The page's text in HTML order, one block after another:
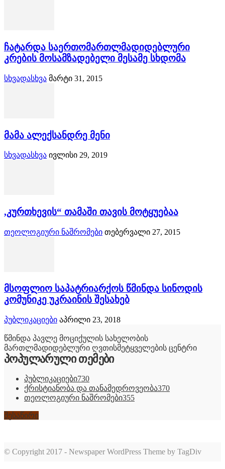
ჩატარდა საერთომართლმადიდებლური
კრების მოსამზადებელი მესამე სხდომა
სხვადასხვა მარტი 31, 2015
მამა ალექსანდრე მენი
სხვადასხვა ივლისი 29, 2019
,კურთხევის“ თამაში თავის მოტყუებაა
თეოლოგიური ნაშრომები თებერვალი 27, 2015
მსოფლიო საპატრიარქოს წმინდა სინოდის
კომუნიკე უკრაინის შესახებ
პუბლიკაციები აპრილი 23, 2018
წმინდა პავლე მოციქულის სახელობის
მართლმადიდებლური ღვთისმეტყველების ცენტრი
პოპულარული თემები
პუბლიკაციები730
ქრისტიანობა და თანამედროვეობა370
თეოლოგიური ნაშრომები355
შესაწირი
© Copyright 2017 - Newspaper WordPress Theme by TagDiv